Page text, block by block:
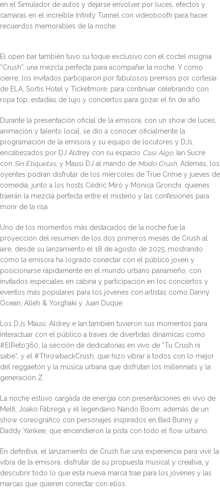
en el Simulador de autos y dejarse envolver por luces, efectos y
cámaras en el increíble Infinity Tunnel con videobooth para hacer
recuerdos memorables de la noche.
El open bar también tuvo su toque exclusivo con el coctel insignia
“Crush”, una mezcla perfecta para acompañar la noche. Y como
cierre, los invitados participaron por fabulosos premios por cortesía
de ELA, Sortis Hotel y Ticketmore, para continuar celebrando con
ropa top, estadías de lujo y conciertos para gozar el fin de año.
Durante la presentación oficial de la emisora, con un show de luces,
animación y talento local, se dio a conocer oficialmente la
programación de la emisora y su equipo de locutores y DJs,
encabezados por DJ Aldrey con su espacio Casi Algo, Ian Sucre
con Sin Etiquetas, y Mausi DJ al mando de Modo Crush. Además, los
oyentes podrán disfrutar de los miércoles de True Crime y jueves de
comedia, junto a los hosts Cédric Miró y Mónica Gronchi, quienes
traerán la mezcla perfecta entre el misterio y las confesiones para
morir de la risa.
Uno de los momentos más destacados de la noche fue la
proyección del resumen de los dos primeros meses de Crush al
aire, desde su lanzamiento el 18 de agosto de 2025, mostrando
cómo la emisora ha logrado conectar con el público joven y
posicionarse rápidamente en el mundo urbano panameño, con
invitados especiales en cabina y participación en los conciertos y
eventos más populares para los jóvenes con artistas como Danny
Ocean, Alleh & Yorghaki y Juan Duque.
Los DJs Mausi, Aldrey e Ian también tuvieron sus momentos para
interactuar con el público a través de divertidas dinámicas como
#ElReto360, la sección de dedicatorias en vivo de “Tu Crush ni
sabe”, y el #ThrowbackCrush, que hizo vibrar a todos con lo mejor
del reggaetón y la música urbana que disfrutan los millennials y la
generación Z.
La noche estuvo cargada de energía con presentaciones en vivo de
Melfi, Joako Fábrega y el legendario Nando Boom, además de un
show coreográfico con personajes inspirados en Bad Bunny y
Daddy Yankee, que encendieron la pista con todo el flow urbano.
En definitiva, el lanzamiento de Crush fue una experiencia para vivir la
vibra de la emisora, disfrutar de su propuesta musical y creativa, y
descubrir todo lo que esta nueva marca trae para los jóvenes y las
marcas que quieren conectar con ellos.